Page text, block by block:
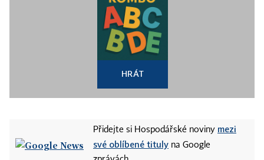
HRÁT
Přidejte si Hospodářské noviny mezi
své oblíbené tituly na Google